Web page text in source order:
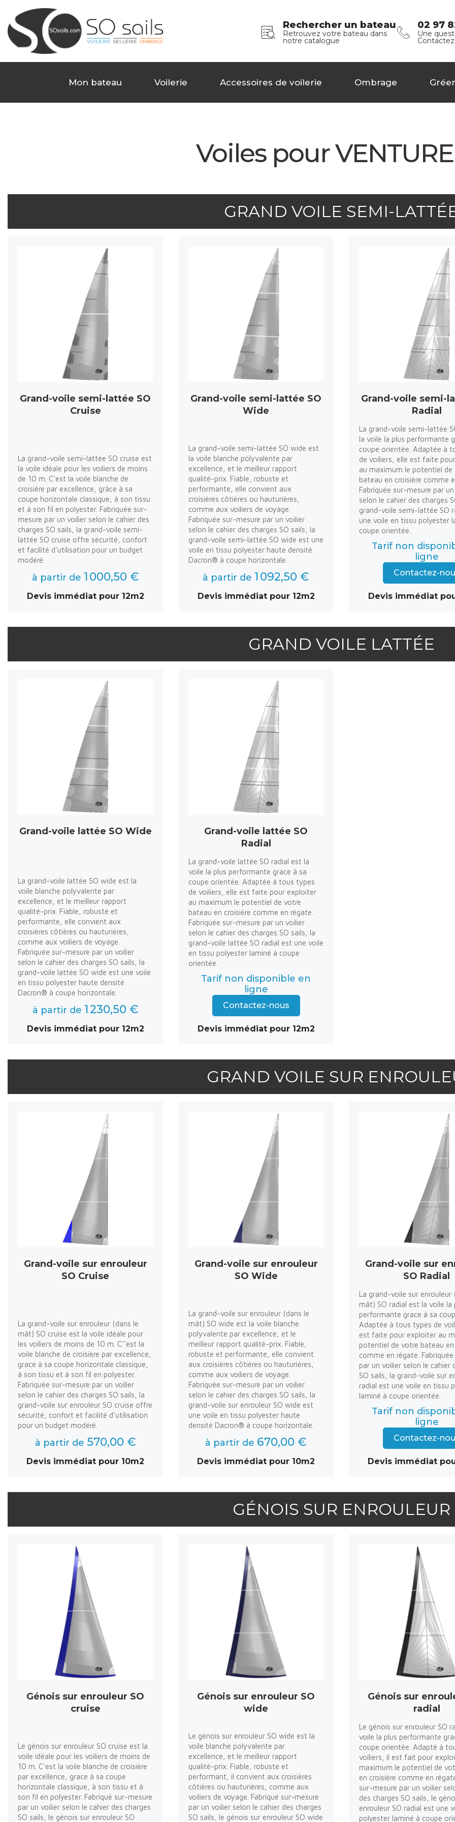
Rechercher un bateau
Retrouvez votre bateau dans
notre catalogue
02 97
Une
Mon bateau Voilerie Accessoires de voilerie Ombrage
Voiles pour
GRAND VOILE SEMI-
Grand-voile semi-lattée SO
Cruise
La grand-voile semi-lattée SO cruise est
la voile idéale pour les voiliers de moins
de 10 m. C'est la voile blanche de
croisière par excellence, grâce à sa
coupe horizontale classique, à son tissu
et à son fil en polyester. Fabriquée sur-
mesure par un voilier selon le cahier des
charges SO sails, la grand-voile semi-
lattée SO cruise offre sécurité, confort
et facilité d'utilisation pour un budget
modéré.
à partir de 1 000,50 €
Devis immédiat pour 12m2
Grand-voile semi-lattée SO
Wide
La grand-voile semi-lattée SO wide est
la voile blanche polyvalente par
excellence, et le meilleur rapport
qualité-prix. Fiable, robuste et
performante, elle convient aux
croisières côtières ou hauturières,
comme aux voiliers de voyage.
Fabriquée sur-mesure par un voilier
selon le cahier des charges SO sails, la
grand-voile semi-lattée SO wide est une
voile en tissu polyester haute densité
Dacron® à coupe horizontale.
à partir de 1 092,50 €
Devis immédiat pour 12m2
Grand-voile semi-
Radial
La grand-voile semi-lattée
la voile la plus performante
coupe orientée. Adaptée à
de voiliers, elle est faite
au maximum le potentiel de
bateau en croisière comme
Fabriquée sur-mesure par
selon le cahier des charges
grand-voile semi-lattée SO
une voile en tissu polyester
coupe orientée.
Tarif non
ligne
Contactez-
Devis immédiat
GRAND VOILE LATTÉE
Grand-voile lattée SO Wide
La grand-voile lattée SO wide est la
voile blanche polyvalente par
excellence, et le meilleur rapport
qualité-prix. Fiable, robuste et
performante, elle convient aux
croisières côtières ou hauturières,
comme aux voiliers de voyage.
Fabriquée sur-mesure par un voilier
selon le cahier des charges SO sails, la
grand-voile lattée SO wide est une voile
en tissu polyester haute densité
Dacron® à coupe horizontale.
à partir de 1 230,50 €
Devis immédiat pour 12m2
Grand-voile lattée SO
Radial
La grand-voile lattée SO radial est la
voile la plus performante grace à sa
coupe orientée. Adaptée à tous types
de voiliers, elle est faite pour exploiter
au maximum le potentiel de votre
bateau en croisière comme en régate.
Fabriquée sur-mesure par un voilier
selon le cahier des charges SO sails, la
grand-voile lattée SO radial est une voile
en tissu polyester laminé à coupe
orientée.
Tarif non disponible en
ligne
Contactez-nous
Devis immédiat pour 12m2
GRAND VOILE SUR
Grand-voile sur enrouleur
SO Cruise
La grand-voile sur enrouleur (dans le
mât) SO cruise est la voile idéale pour
les voiliers de moins de 10 m. C''est la
voile blanche de croisière par excellence,
grace à sa coupe horizontale classique,
à son tissu et à son fil en polyester.
Fabriquée sur-mesure par un voilier
selon le cahier des charges SO sails, la
grand-voile sur enrouleur SO cruise offre
sécurité, confort et facilité d'utilisation
pour un budget modéré.
à partir de 570,00 €
Devis immédiat pour 10m2
Grand-voile sur enrouleur
SO Wide
La grand-voile sur enrouleur (dans le
mât) SO wide est la voile blanche
polyvalente par excellence, et le
meilleur rapport qualité-prix. Fiable,
robuste et performante, elle convient
aux croisières côtières ou hauturières,
comme aux voiliers de voyage.
Fabriquée sur-mesure par un voilier
selon le cahier des charges SO sails, la
grand-voile sur enrouleur SO wide est
une voile en tissu polyester haute
densité Dacron® à coupe horizontale.
à partir de 670,00 €
Devis immédiat pour 10m2
Grand-voile sur
SO Radial
La grand-voile sur enrouleur
mât) SO radial est la voile la
performante grace à sa
Adaptée à tous types de
est faite pour exploiter au
potentiel de votre bateau en
comme en régate.
par un voilier selon le cahier
SO sails, la grand-voile sur
radial est une voile en tissu
laminé à coupe orientée.
Tarif non
ligne
Contactez-
Devis immédiat
GÉNOIS SUR ENROULEUR
Génois sur enrouleur SO
cruise
Le génois sur enrouleur SO cruise est la
voile idéale pour les voiliers de moins de
10 m. C'est la voile blanche de croisière
par excellence, grace à sa coupe
horizontale classique, à son tissu et à
son fil en polyester. Fabriqué sur-mesure
par un voilier selon le cahier des charges
SO sails, le génois sur enrouleur SO
Génois sur enrouleur SO
wide
Le génois sur enrouleur SO wide est la
voile blanche polyvalente par
excellence, et le meilleur rapport
qualité-prix. Fiable, robuste et
performant, il convient aux croisières
côtières ou hauturières, comme aux
voiliers de voyage. Fabriqué sur-mesure
par un voilier selon le cahier des charges
SO sails, le génois sur enrouleur SO wide
Génois sur
radial
Le génois sur enrouleur SO
voile la plus performante
coupe orientée. Adapté à
voiliers, il est fait pour
maximum le potentiel de
en croisière comme en
sur-mesure par un voilier
des charges SO sails, le
enrouleur SO radial est une
polyester laminé à coupe